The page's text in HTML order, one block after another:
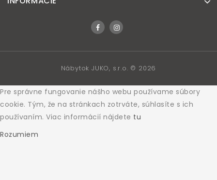
Nábytok JUKO, s.r.o. © 2026
Pre správne fungovanie nášho webu používame súbory
cookie. Tým, že na stránkach zotrváte, súhlasíte s ich
používaním. Viac informácií nájdete tu
Rozumiem